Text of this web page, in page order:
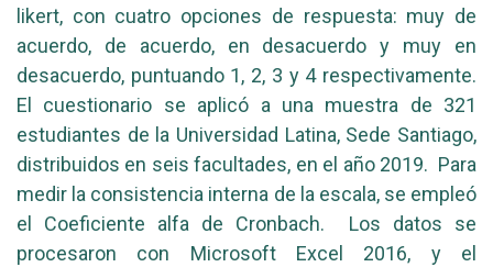
likert, con cuatro opciones de respuesta: muy de
acuerdo, de acuerdo, en desacuerdo y muy en
desacuerdo, puntuando 1, 2, 3 y 4 respectivamente.
El cuestionario se aplicó a una muestra de 321
estudiantes de la Universidad Latina, Sede Santiago,
distribuidos en seis facultades, en el año 2019. Para
medir la consistencia interna de la escala, se empleó
el Coeficiente alfa de Cronbach. Los datos se
procesaron con Microsoft Excel 2016, y el